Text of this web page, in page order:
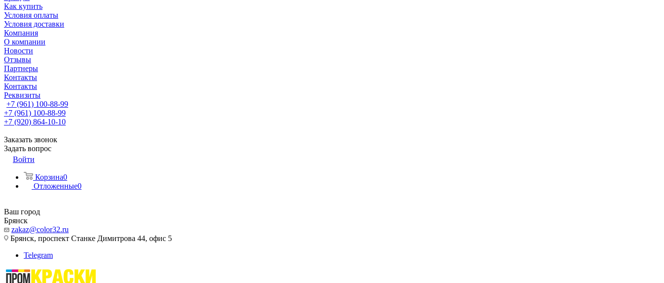
Как купить
Условия оплаты
Условия доставки
Компания
О компании
Новости
Отзывы
Партнеры
Контакты
Контакты
Реквизиты
+7 (961) 100-88-99
+7 (961) 100-88-99
+7 (920) 864-10-10
Заказать звонок
Задать вопрос
Войти
Корзина0
Отложенные0
Ваш город
Брянск
zakaz@color32.ru
Брянск, проспект Станке Димитрова 44, офис 5
Telegram